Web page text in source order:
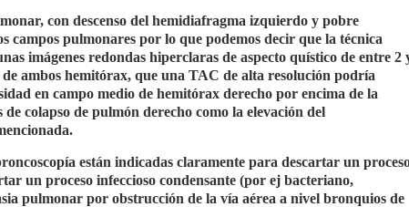
con descenso del hemidiafragma izquierdo y pobre
campos pulmonares por lo que podemos decir que la técnica
imágenes redondas hiperclaras de aspecto quístico de entre 2
ambos hemitórax, que una TAC de alta resolución podría
en campo medio de hemitórax derecho por encima de la
colapso de pulmón derecho como la elevación del
están indicadas claramente para descartar un
un proceso infeccioso condensante (por ej bacteriano,
pulmonar por obstrucción de la vía aérea a nivel bronquios de